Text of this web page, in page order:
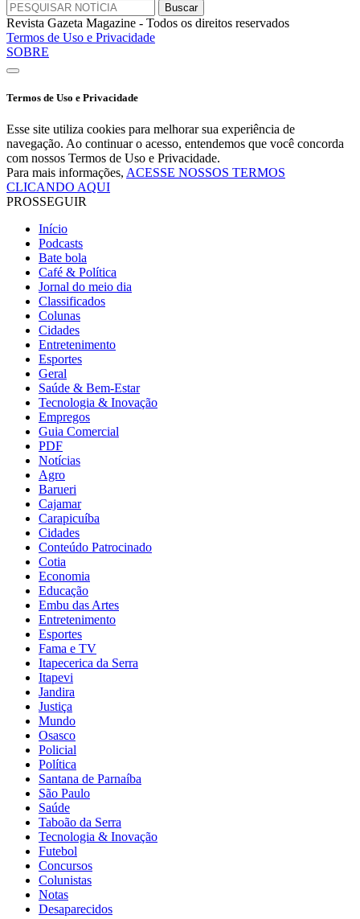
Revista Gazeta Magazine - Todos os direitos reservados
Termos de Uso e Privacidade
SOBRE
Termos de Uso e Privacidade
Esse site utiliza cookies para melhorar sua experiência de
navegação. Ao continuar o acesso, entendemos que você concorda
com nossos Termos de Uso e Privacidade.
Para mais informações, ACESSE NOSSOS TERMOS
CLICANDO AQUI
PROSSEGUIR
Início
Podcasts
Bate bola
Café & Política
Jornal do meio dia
Classificados
Colunas
Cidades
Entretenimento
Esportes
Geral
Saúde & Bem-Estar
Tecnologia & Inovação
Empregos
Guia Comercial
PDF
Notícias
Agro
Barueri
Cajamar
Carapicuíba
Cidades
Conteúdo Patrocinado
Cotia
Economia
Educação
Embu das Artes
Entretenimento
Esportes
Fama e TV
Itapecerica da Serra
Itapevi
Jandira
Justiça
Mundo
Osasco
Policial
Política
Santana de Parnaíba
São Paulo
Saúde
Taboão da Serra
Tecnologia & Inovação
Futebol
Concursos
Colunistas
Notas
Desaparecidos